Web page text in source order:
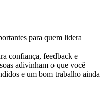
para quem lidera
confiança, feedback e
adivinham o que você
e um bom trabalho ainda